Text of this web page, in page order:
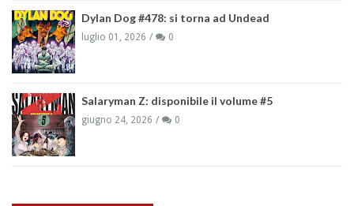
Dylan Dog #478: si torna ad Undead
luglio 01, 2026 0
Salaryman Z: disponibile il volume #5
giugno 24, 2026 0